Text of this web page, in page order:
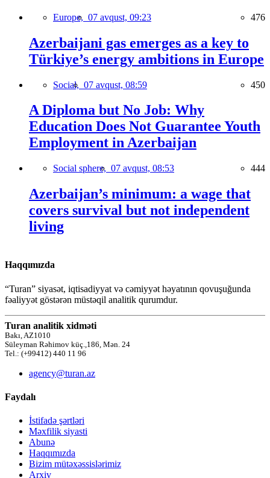
Europe, 07 avqust, 09:23 476
Azerbaijani gas emerges as a key to
Türkiye’s energy ambitions in Europe
Social, 07 avqust, 08:59 450
A Diploma but No Job: Why
Education Does Not Guarantee Youth
Employment in Azerbaijan
Social sphere, 07 avqust, 08:53 444
Azerbaijan’s minimum: a wage that
covers survival but not independent
living
Haqqımızda
“Turan” siyasət, iqtisadiyyat və cəmiyyət həyatının qovuşuğunda
fəaliyyət göstərən müstəqil analitik qurumdur.
Turan analitik xidməti
Bakı, AZ1010
Süleyman Rəhimov küç.,186, Mən. 24
Tel.: (+99412) 440 11 96
agency@turan.az
Faydalı
İstifadə şərtləri
Məxfilik siyasti
Abunə
Haqqımızda
Bizim mütəxəssislərimiz
Arxiv